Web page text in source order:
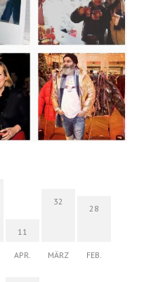
11
APR.
32
MÄRZ
28
FEB.